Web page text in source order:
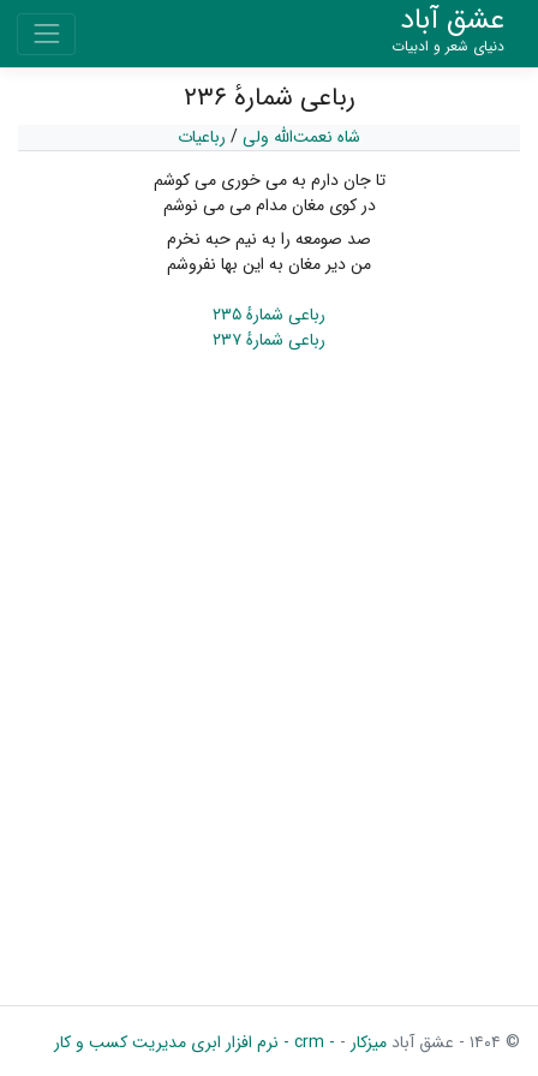
عشق آباد
دنیای شعر و ادبیات
رباعی شمارهٔ ۲۳۶
شاه نعمت‌الله ولی/ رباعیات
تا جان دارم به می خوری می‌ کوشم
در کوی مغان مدام می می‌ نوشم
صد صومعه را به نیم حبه نخرم
من دیر مغان به این بها نفروشم
رباعی شمارهٔ ۲۳۵
رباعی شمارهٔ ۲۳۷
© ۱۴۰۴ - عشق آباد میزکار - - crm - نرم افزار ابری مدیریت کسب و کار